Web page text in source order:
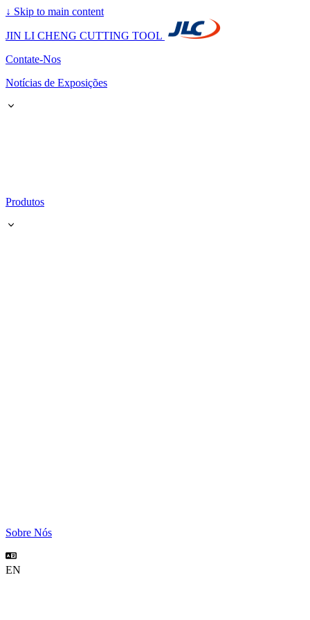
↓ Skip to main content
JIN LI CHENG CUTTING TOOL
Contate-Nos
Notícias de Exposições
Produtos
Sobre Nós
EN